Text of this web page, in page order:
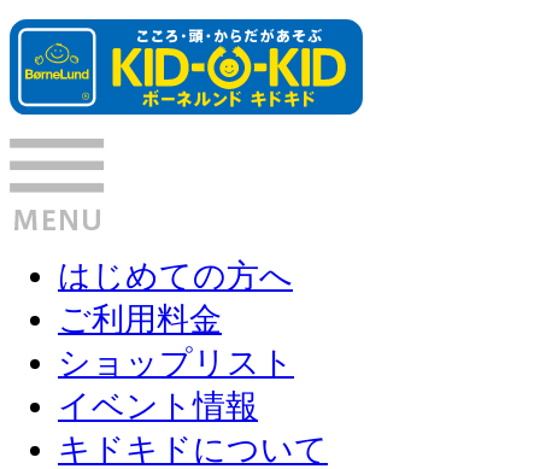
はじめての方へ
ご利用料金
ショップリスト
イベント情報
キドキドについて